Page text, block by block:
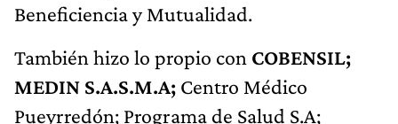
Beneficiencia y Mutualidad.
También hizo lo propio con COBENSIL;
MEDIN S.A.S.M.A; Centro Médico
Pueyrredón; Programa de Salud S.A;